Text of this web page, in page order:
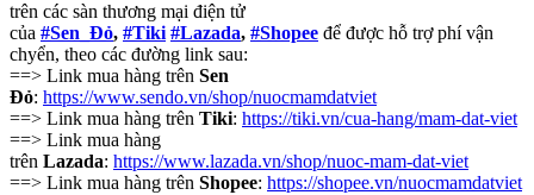
trên các sàn thương mại điện tử
của #Sen_Đỏ, #Tiki #Lazada, #Shopee để được hỗ trợ phí vận
chyển, theo các đường link sau:
==> Link mua hàng trên Sen
Đỏ: https://www.sendo.vn/shop/nuocmamdatviet
==> Link mua hàng trên Tiki: https://tiki.vn/cua-hang/mam-dat-viet
==> Link mua hàng
trên Lazada: https://www.lazada.vn/shop/nuoc-mam-dat-viet
==> Link mua hàng trên Shopee: https://shopee.vn/nuocmamdatviet